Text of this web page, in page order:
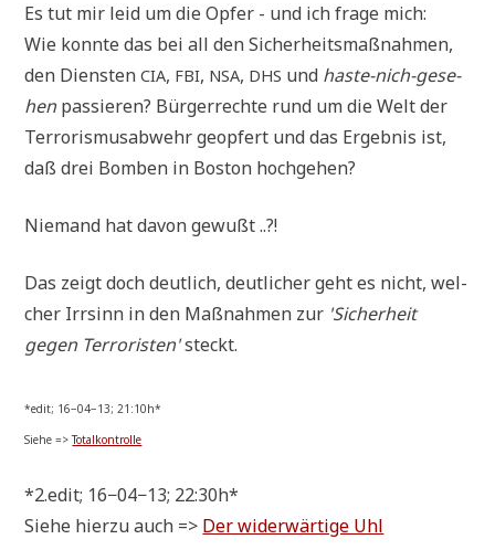
Es tut mir leid um die Opfer - und ich fra­ge mich:
Wie konn­te das bei all den Sicher­heits­maß­nah­men,
den Dien­stenCIA, FBI, NSA, DHS und haste-nich-gese­
hen pas­sie­ren? Bür­ger­rech­te rund um die Welt der
Ter­ro­ris­mus­ab­wehr geop­fert und das Ergeb­nis ist,
daß drei Bom­ben in Bos­ton hochgehen?
Nie­mand hat davon gewußt ..?!
Das zeigt doch deut­lich, deut­li­cher geht es nicht, wel­
cher Irr­sinn in den Maß­nah­men zur 'Sicher­heit
gegen Ter­ro­ri­sten'steckt.
*edit; 16−04−13; 21:10h*
Sie­he =>Total­kon­trol­le
*2.edit; 16−04−13; 22:30h*
Sie­he hier­zu auch => Der wider­wär­ti­ge Uhl